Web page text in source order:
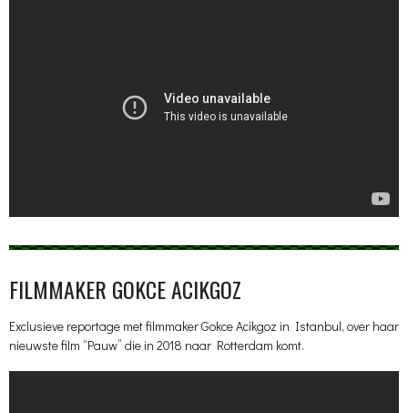
FILMMAKER GOKCE ACIKGOZ
Exclusieve reportage met filmmaker Gokce Acikgoz in Istanbul, over haar
nieuwste film “Pauw” die in 2018 naar Rotterdam komt.